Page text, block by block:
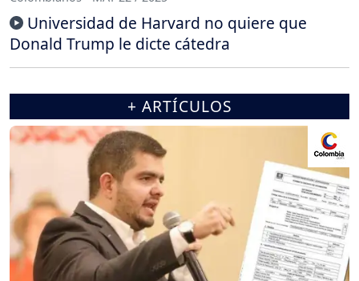
Universidad de Harvard no quiere que
Donald Trump le dicte cátedra
+ ARTÍCULOS